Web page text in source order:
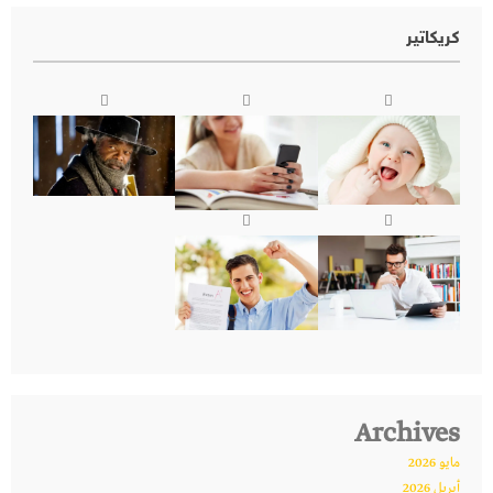
كريكاتير
Archives
مايو 2026
أبريل 2026